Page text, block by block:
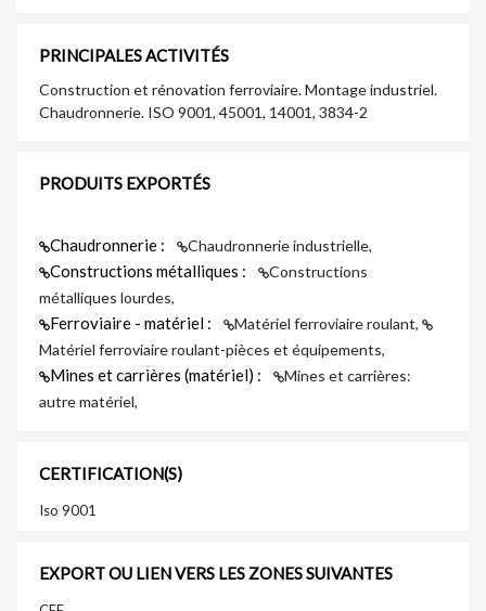
PRINCIPALES ACTIVITÉS
Construction et rénovation ferroviaire. Montage industriel.
Chaudronnerie. ISO 9001, 45001, 14001, 3834-2
PRODUITS EXPORTÉS
Chaudronnerie : Chaudronnerie industrielle,
Constructions métalliques :
Constructions
métalliques lourdes,
Ferroviaire - matériel :
Matériel ferroviaire roulant,
Matériel ferroviaire roulant-pièces et équipements,
Mines et carrières (matériel) :
Mines et carrières:
autre matériel,
CERTIFICATION(S)
Iso 9001
EXPORT OU LIEN VERS LES ZONES SUIVANTES